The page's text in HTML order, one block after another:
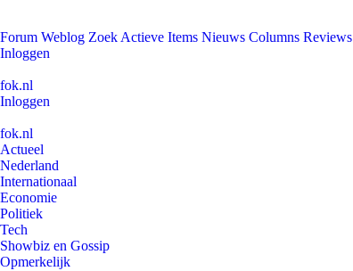
Forum Weblog Zoek Actieve Items Nieuws Columns Reviews
Inloggen
fok.nl
Inloggen
fok.nl
Actueel
Nederland
Internationaal
Economie
Politiek
Tech
Showbiz en Gossip
Opmerkelijk